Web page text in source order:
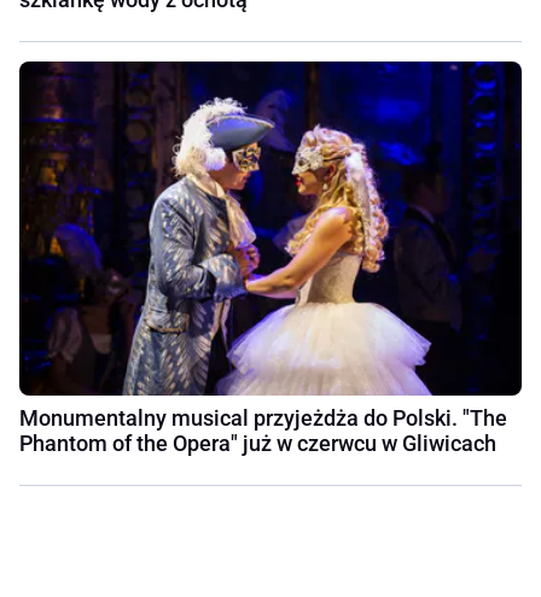
Monumentalny musical przyjeżdża do Polski. "The
Phantom of the Opera" już w czerwcu w Gliwicach